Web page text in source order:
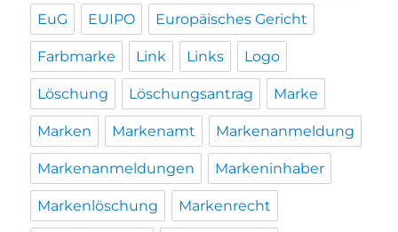
EuG EUIPO Europäisches Gericht
Farbmarke Link Links Logo
Löschung Löschungsantrag Marke
Marken Markenamt Markenanmeldung
Markenanmeldungen Markeninhaber
Markenlöschung Markenrecht